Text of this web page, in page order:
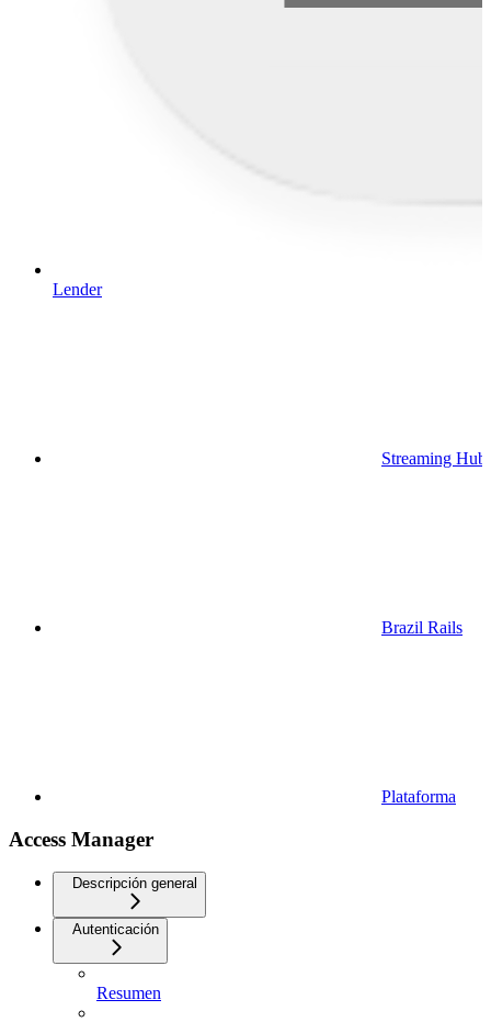
Lender
Streaming Hub
Brazil Rails
Plataforma
Access Manager
Descripción general
Autenticación
Resumen